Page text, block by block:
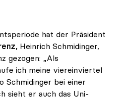
hat der Präsident
Heinrich Schmidinger,
gezogen: „Als
ich meine viereinviertel
Schmidinger bei einer
sieht er auch das Uni-